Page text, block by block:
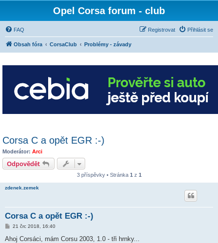
Opel Corsa forum - club
FAQ Přihlásit se
Registrovat
Obsah fóra CorsaClub Problémy - závady
Corsa C a opět EGR :-)
Moderátor: Arci
Odpovědět
3 příspěvky • Stránka 1 z 1
zdenek.zemek
Corsa C a opět EGR :-)
P
í
21 črc 2018, 16:40
Ahoj Corsáci, mám Corsu 2003, 1.0 - tři hrnky...